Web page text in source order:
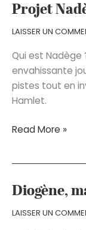
Projet
LAISSER UN
Qui est Nadège
envahissante
pistes tout en
Hamlet.
Projet
Read More »
Diogène,
LAISSER UN